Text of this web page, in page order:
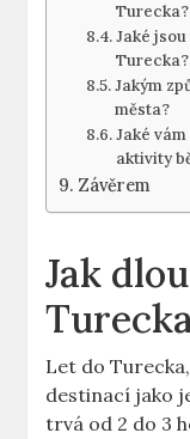
Turecka?
Jaké
Turecka?
Jakým
města?
Jaké
aktivity
Závěrem
Jak
Let do
destinací jako
trvá od 2 do 3